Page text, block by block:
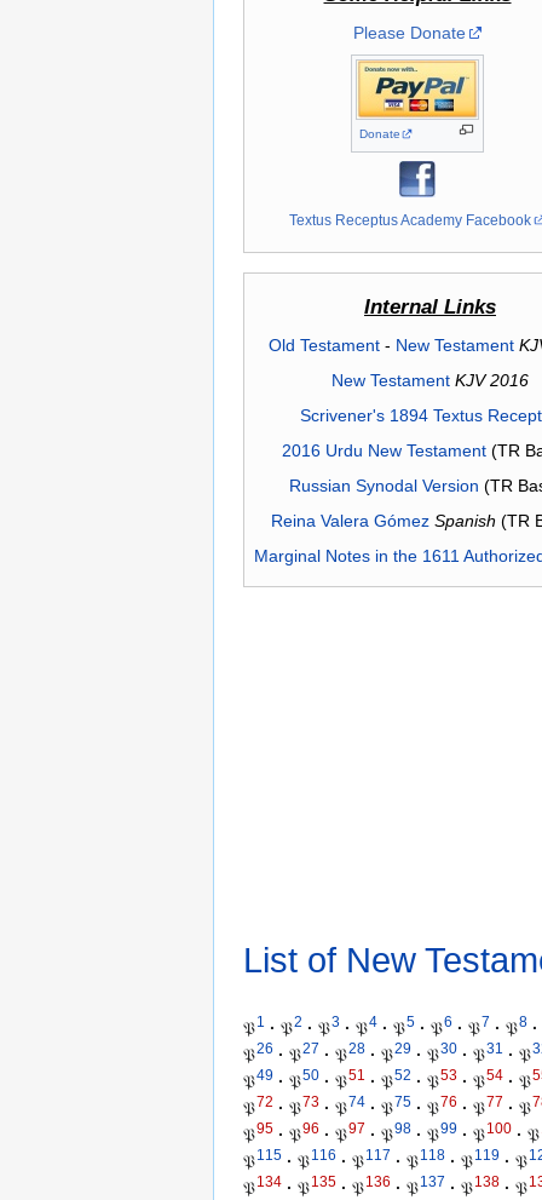
Please Donate
Donate
Textus Receptus Academy Facebook
Internal Links
Old Testament- New Testament
New Testament KJV 2016
Scrivener's 1894 Textus
2016 Urdu New Testament(TR
Russian Synodal Version (TR
Reina Valera Gómez Spanish (TR
Marginal Notes in the 1611
List of New
𝔓1 · 𝔓2 · 𝔓3 · 𝔓4 · 𝔓5 · 𝔓6 · 𝔓7 · 𝔓8 ·
𝔓26 · 𝔓27 · 𝔓28 · 𝔓29 · 𝔓30 · 𝔓31 · 𝔓
𝔓49 · 𝔓50 · 𝔓51 · 𝔓52 · 𝔓53 · 𝔓54 · 𝔓
𝔓72 · 𝔓73 · 𝔓74 · 𝔓75 · 𝔓76 · 𝔓77 · 𝔓
𝔓95 · 𝔓96 · 𝔓97 · 𝔓98 · 𝔓99 · 𝔓100 · 𝔓
𝔓115 · 𝔓116 · 𝔓117 · 𝔓118 · 𝔓119 · 𝔓
𝔓134 · 𝔓135 · 𝔓136 · 𝔓137 · 𝔓138 · 𝔓